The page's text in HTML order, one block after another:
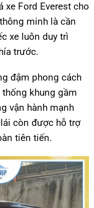
xe Ford Everest cho
minh là cần
xe luôn duy trì
trước.
đậm phong cách
khung gầm
vận hành mạnh
còn được hỗ trợ
tiên tiến.